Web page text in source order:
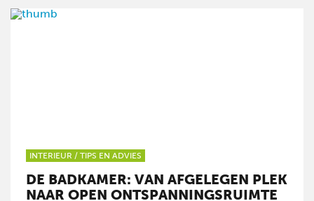
INTERIEUR / TIPS EN ADVIES
DE BADKAMER: VAN AFGELEGEN PLEK
NAAR OPEN ONTSPANNINGSRUIMTE